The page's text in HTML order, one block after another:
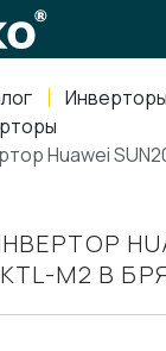
Инверторы
Huawei
M2 В
область